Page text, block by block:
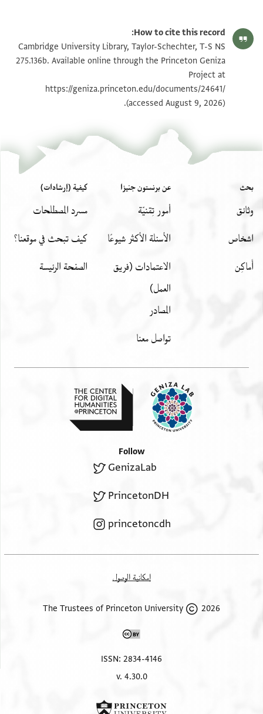
Yusuf Umrethwala's digital edition (2026).
Verso
من قنطار زجاج للحاجات(؟) مع الموجود
ويبتين وربع[
اخذ من مصر لسيل (؟) القدور وعمل جميع المخازن
اربعـ[
T-S NS 275.136b 1r
بيان أذونات الصورة
How to cite this record:
Cambridge University Library, Taylor-Schechter, T-S NS
275.136b. Available online through the Princeton Geniza
Project at
https://geniza.princeton.edu/documents/24641/
(accessed August 9, 2026).
بحث
وثائق
اشخاص
أَماكِن
عن برنستون جنيزا
أمور تِقنيّة
الأسئلة الأكثر شيوعًا
الاعتمادات (فريق
العمل)
المصادر
تواصل معنا
كيفية (إرشادات)
مسرد المصطلحات
كيف تبحث في موقعنا؟
الصفحة الرئيسة
Follow
GenizaLab
PrincetonDH
princetoncdh
إمكانية الوصول
2026 The Trustees of Princeton University
ISSN: 2834-4146
v. 4.30.0